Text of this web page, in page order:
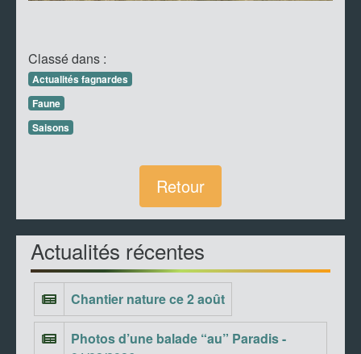
Classé dans :
Actualités fagnardes
Faune
Saisons
Retour
Actualités récentes
Chantier nature ce 2 août
Photos d’une balade “au” Paradis -